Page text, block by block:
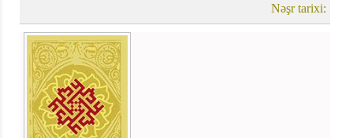
Nəşr tarixi: